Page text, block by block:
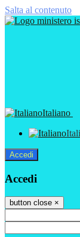
Salta al contenuto
Italiano
Accedi
Accedi
button close ×